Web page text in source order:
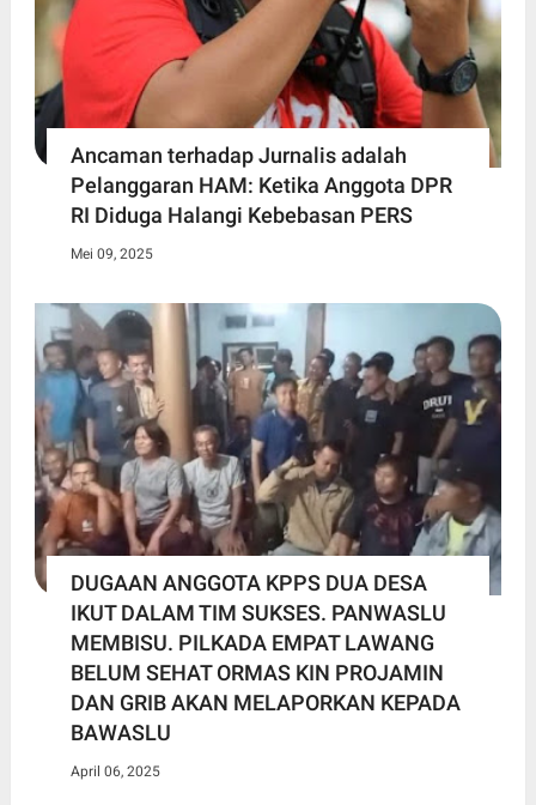
Ancaman terhadap Jurnalis adalah
Pelanggaran HAM: Ketika Anggota DPR
RI Diduga Halangi Kebebasan PERS
Mei 09, 2025
DUGAAN ANGGOTA KPPS DUA DESA
IKUT DALAM TIM SUKSES. PANWASLU
MEMBISU. PILKADA EMPAT LAWANG
BELUM SEHAT ORMAS KIN PROJAMIN
DAN GRIB AKAN MELAPORKAN KEPADA
BAWASLU
April 06, 2025